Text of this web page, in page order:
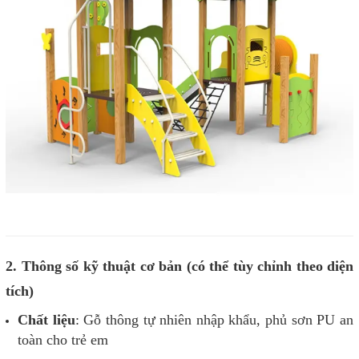
2. Thông số kỹ thuật cơ bản (có thể tùy chỉnh theo diện
tích)
Chất liệu: Gỗ thông tự nhiên nhập khẩu, phủ sơn PU an
toàn cho trẻ em